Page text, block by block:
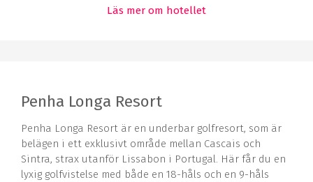
Läs mer om hotellet
Penha Longa Resort
Penha Longa Resort är en underbar golfresort, som är
belägen i ett exklusivt område mellan Cascais och
Sintra, strax utanför Lissabon i Portugal. Här får du en
lyxig golfvistelse med både en 18-håls och en 9-håls